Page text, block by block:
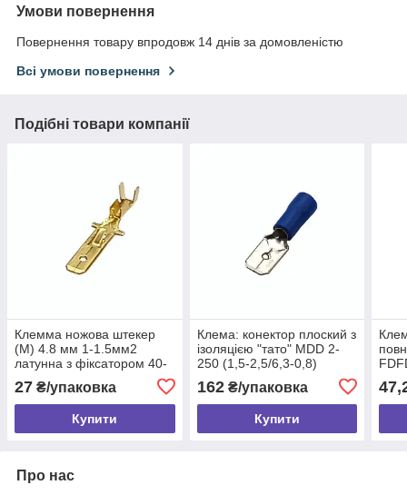
Умови повернення
Повернення товару впродовж 14 днів за домовленістю
Всі умови повернення
Подібні товари компанії
Клемма ножова штекер
(M) 4.8 мм 1-1.5мм2
латунна з фіксатором 40-
27 ₴/упаковка
Купити
Клема: конектор плоский з
ізоляцією "тато" MDD 2-
250 (1,5-2,5/6,3-0,8)
162₴/упаковка
Купити
Про нас